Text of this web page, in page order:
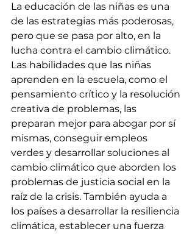
La educación de las niñas es una
de las estrategias más poderosas,
pero que se pasa por alto, en la
lucha contra el cambio climático.
Las habilidades que las niñas
aprenden en la escuela, como el
pensamiento crítico y la resolución
creativa de problemas, las
preparan mejor para abogar por sí
mismas, conseguir empleos
verdes y desarrollar soluciones al
cambio climático que aborden los
problemas de justicia social en la
raíz de la crisis. También ayuda a
los países a desarrollar la resiliencia
climática, establecer una fuerza